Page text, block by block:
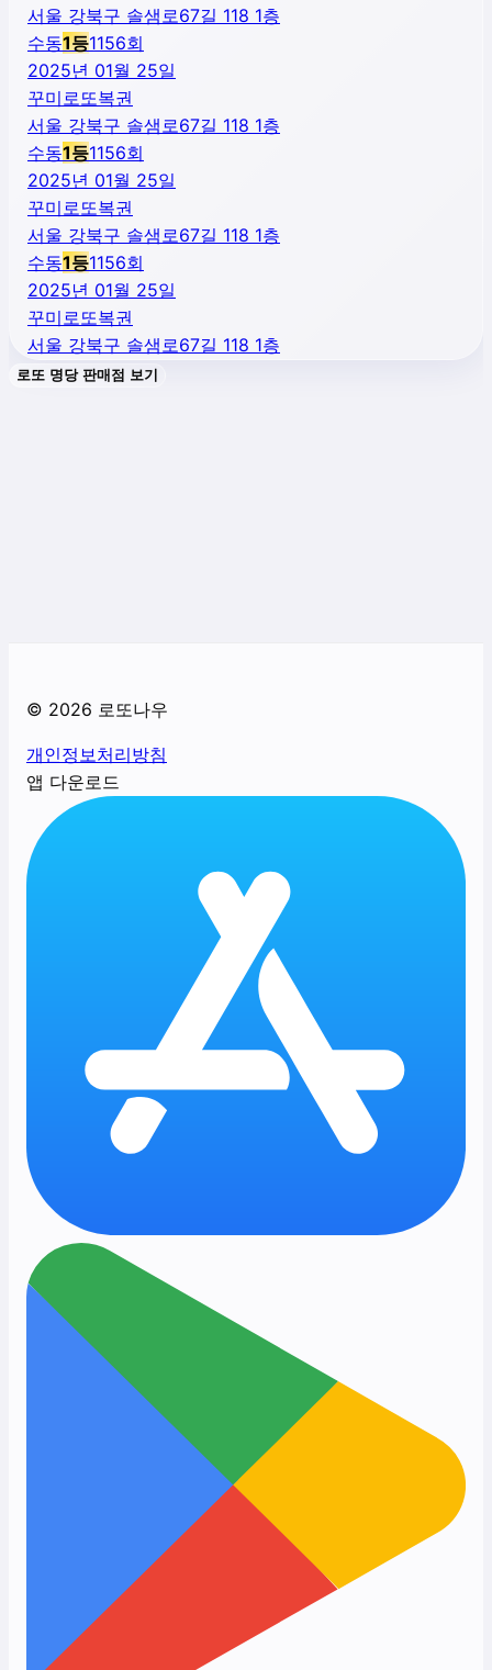
서울 강북구 솔샘로67길 118 1층
수동1등1156회
2025년 01월 25일
꾸미로또복권
서울 강북구 솔샘로67길 118 1층
수동1등1156회
2025년 01월 25일
꾸미로또복권
서울 강북구 솔샘로67길 118 1층
수동1등1156회
2025년 01월 25일
꾸미로또복권
서울 강북구 솔샘로67길 118 1층
로또 명당 판매점 보기
© 2026 로또나우
개인정보처리방침
앱 다운로드